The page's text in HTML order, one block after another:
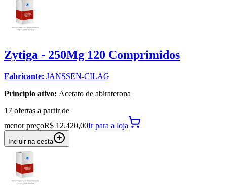
Zytiga - 250Mg 120 Comprimidos
Fabricante: JANSSEN-CILAG
Princípio ativo: Acetato de abiraterona
17 ofertas a partir de
menor preçoR$ 12.420,00Ir para a loja
Incluir na cesta